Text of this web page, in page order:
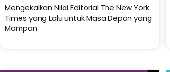
Mengekalkan Nilai Editorial The New York
Times yang Lalu untuk Masa Depan yang
Mampan